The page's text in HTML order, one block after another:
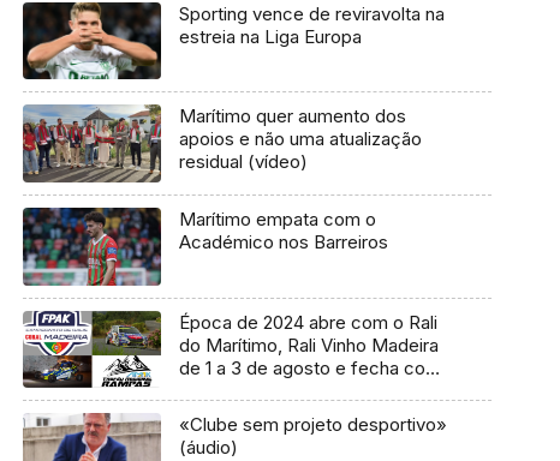
Sporting vence de reviravolta na
estreia na Liga Europa
Marítimo quer aumento dos
apoios e não uma atualização
residual (vídeo)
Marítimo empata com o
Académico nos Barreiros
Época de 2024 abre com o Rali
do Marítimo, Rali Vinho Madeira
de 1 a 3 de agosto e fecha com
«Clube sem projeto desportivo»
(áudio)